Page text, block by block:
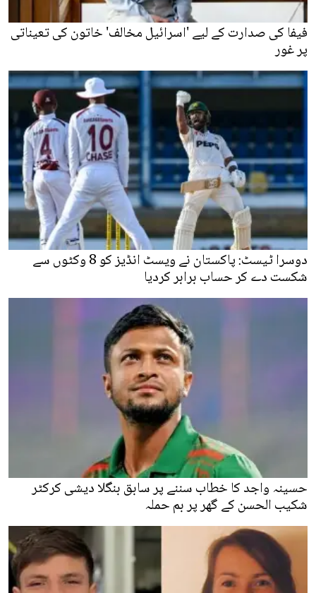
فیفا کی صدارت کے لیے 'اسرائیل مخالف' خاتون کی تعیناتی
پر غور
دوسرا ٹیسٹ: پاکستان نے ویسٹ انڈیز کو 8 وکٹوں سے
شکست دے کر حساب برابر کردیا
حسینہ واجد کا خطاب سننے پر سابق بنگلا دیشی کرکٹر
شکیب الحسن کے گھر پر بم حملہ